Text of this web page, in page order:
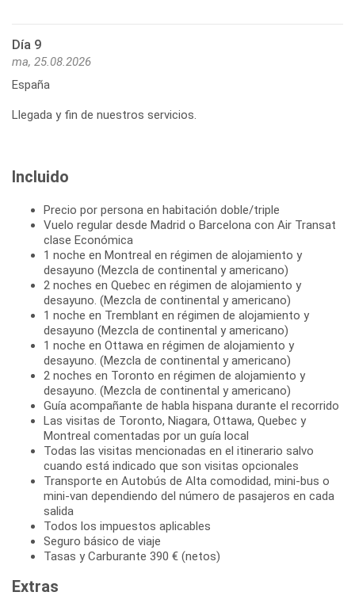
Día 9
ma, 25.08.2026
España
Llegada y fin de nuestros servicios.
Incluido
Precio por persona en habitación doble/triple
Vuelo regular desde Madrid o Barcelona con Air Transat
clase Económica
1 noche en Montreal en régimen de alojamiento y
desayuno (Mezcla de continental y americano)
2 noches en Quebec en régimen de alojamiento y
desayuno. (Mezcla de continental y americano)
1 noche en Tremblant en régimen de alojamiento y
desayuno (Mezcla de continental y americano)
1 noche en Ottawa en régimen de alojamiento y
desayuno. (Mezcla de continental y americano)
2 noches en Toronto en régimen de alojamiento y
desayuno. (Mezcla de continental y americano)
Guía acompañante de habla hispana durante el recorrido
Las visitas de Toronto, Niagara, Ottawa, Quebec y
Montreal comentadas por un guía local
Todas las visitas mencionadas en el itinerario salvo
cuando está indicado que son visitas opcionales
Transporte en Autobús de Alta comodidad, mini-bus o
mini-van dependiendo del número de pasajeros en cada
salida
Todos los impuestos aplicables
Seguro básico de viaje
Tasas y Carburante 390 € (netos)
Extras